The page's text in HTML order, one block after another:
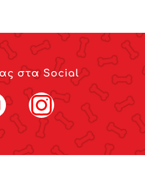
στα Social
YouTube Instagram